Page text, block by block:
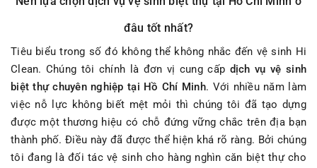
đâu tốt nhất?
Tiêu biểu trong số đó không thể không nhắc đến vệ sinh Hi
Clean. Chúng tôi chính là đơn vị cung cấp dịch vụ vệ sinh
biệt thự chuyên nghiệp tại Hồ Chí Minh. Với nhiều năm làm
việc nỗ lực không biết mệt mỏi thì chúng tôi đã tạo dựng
được một thương hiệu có chỗ đứng vững chắc trên địa bạn
thành phố. Điều này đã được thể hiện khá rõ ràng. Bởi chúng
tôi đang là đối tác vệ sinh cho hàng nghìn căn biệt thự cho